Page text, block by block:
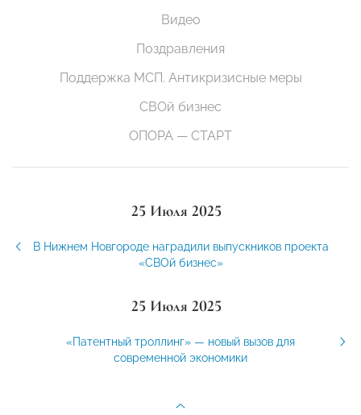
Видео
Поздравления
Поддержка МСП. Антикризисные меры
СВОй бизнес
ОПОРА — СТАРТ
25 Июля 2025
В Нижнем Новгороде наградили выпускников проекта
«СВОй бизнес»
25 Июля 2025
«Патентный троллинг» — новый вызов для
современной экономики